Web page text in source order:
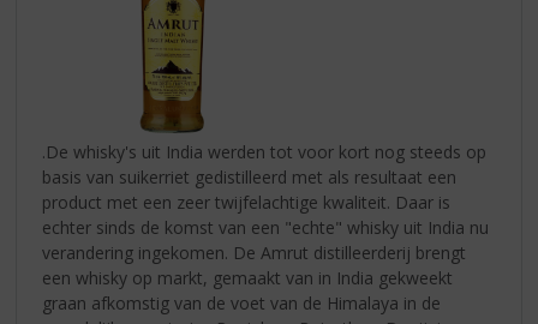
.De whisky's uit India werden tot voor kort nog steeds op
basis van suikerriet gedistilleerd met als resultaat een
product met een zeer twijfelachtige kwaliteit. Daar is
echter sinds de komst van een "echte" whisky uit India nu
verandering ingekomen. De Amrut distilleerderij brengt
een whisky op markt, gemaakt van in India gekweekt
graan afkomstig van de voet van de Himalaya in de